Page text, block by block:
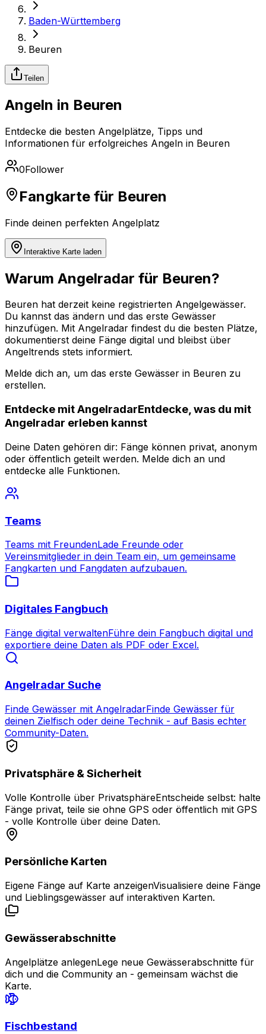
Baden-Württemberg
Beuren
Teilen
Angeln in Beuren
Entdecke die besten Angelplätze, Tipps und
Informationen für erfolgreiches Angeln in Beuren
0Follower
Fangkarte für Beuren
Finde deinen perfekten Angelplatz
Interaktive Karte laden
Warum Angelradar für Beuren?
Beuren hat derzeit keine registrierten Angelgewässer.
Du kannst das ändern und das erste Gewässer
hinzufügen. Mit Angelradar findest du die besten Plätze,
dokumentierst deine Fänge digital und bleibst über
Angeltrends stets informiert.
Melde dich an, um das erste Gewässer in Beuren zu
erstellen.
Entdecke mitAngelradarEntdecke, was du mit
Angelradar erleben kannst
Deine Daten gehören dir: Fänge können privat, anonym
oder öffentlich geteilt werden. Melde dich an und
entdecke alle Funktionen.
Teams
Teams mit FreundenLade Freunde oder
Vereinsmitglieder in dein Team ein, um gemeinsame
Fangkarten und Fangdaten aufzubauen.
Digitales Fangbuch
Fänge digital verwaltenFühre dein Fangbuch digital und
exportiere deine Daten als PDF oder Excel.
Angelradar Suche
Finde Gewässer mit AngelradarFinde Gewässer für
deinen Zielfisch oder deine Technik - auf Basis echter
Community-Daten.
Privatsphäre & Sicherheit
Volle Kontrolle über PrivatsphäreEntscheide selbst: halte
Fänge privat, teile sie ohne GPS oder öffentlich mit GPS
- volle Kontrolle über deine Daten.
Persönliche Karten
Eigene Fänge auf Karte anzeigenVisualisiere deine Fänge
und Lieblingsgewässer auf interaktiven Karten.
Gewässerabschnitte
Angelplätze anlegenLege neue Gewässerabschnitte für
dich und die Community an - gemeinsam wächst die
Karte.
Fischbestand